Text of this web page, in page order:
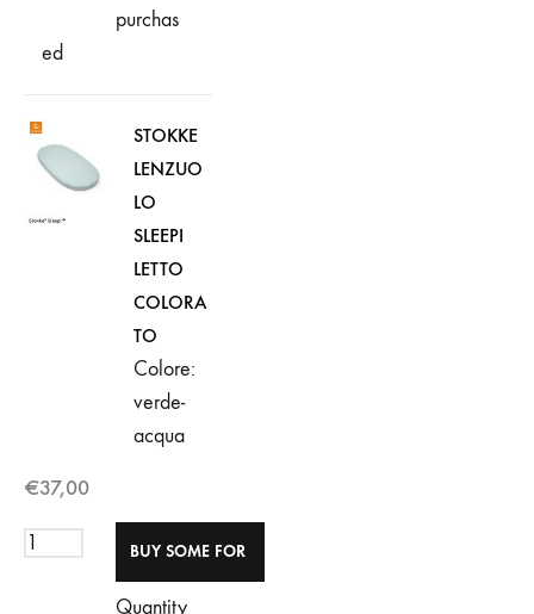
purchas
ed
STOKKE
LENZUO
LO
SLEEPI
LETTO
COLORA
TO
Colore:
verde-
acqua
€37,00
Quantity